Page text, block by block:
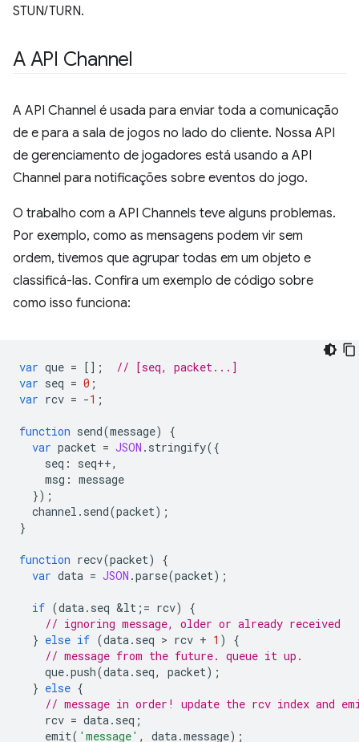
STUN/TURN.
A API Channel
A API Channel é usada para enviar toda a comunicação
de e para a sala de jogos no lado do cliente. Nossa API
de gerenciamento de jogadores está usando a API
Channel para notificações sobre eventos do jogo.
O trabalho com a API Channels teve alguns problemas.
Por exemplo, como as mensagens podem vir sem
ordem, tivemos que agrupar todas em um objeto e
classificá-las. Confira um exemplo de código sobre
como isso funciona:
var que = [];
// [seq, packet...]
var seq = 0 ;
var rcv = -1 ;
function send(message)
{
var packet = JSON . stringify({
seq : seq++,
msg : message
});
channel . send(packet);
}
function recv(packet)
{
var data = JSON .parse(packet);
if (data. seq &lt ; = rcv)
{
// ignoring message, older or already received
} else if (data. seq > rcv + 1 )
{
// message from the future. queue it up.
que.push(data. seq, packet);
} else {
// message in order! update the rcv index and
rcv = data. seq ;
emit( 'message' , data.message);